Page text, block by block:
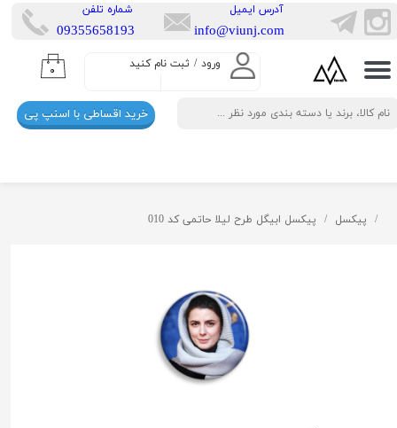
ورود / ثبت نام کنید
حساب کاربری من
تغییر گذر واژه
سفارشات
۰
​شماره تلفن
​​09355658193
​آدرس ایمیل
info@viunj.com
خرید اقساطی با اسنپ پی
پیکسل پیکسل ابیگل طرح لیلا حاتمی کد 010